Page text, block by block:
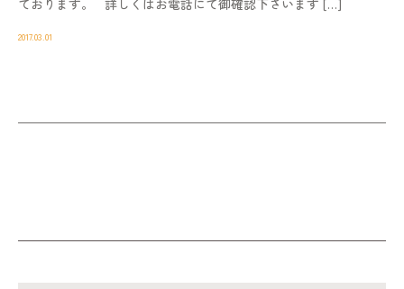
ております。 詳しくはお電話にて御確認下さいます […]
2017.03.01